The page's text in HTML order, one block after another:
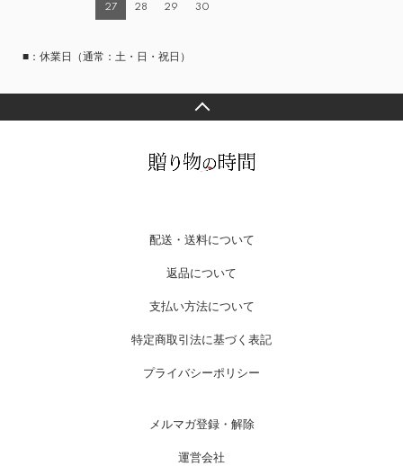
27 28 29 30
■：休業日（通常：土・日・祝日）
配送・送料について
返品について
支払い方法について
特定商取引法に基づく表記
プライバシーポリシー
メルマガ登録・解除
運営会社